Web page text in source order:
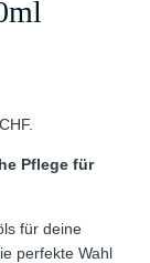
Pflege für
für deine
perfekte Wahl